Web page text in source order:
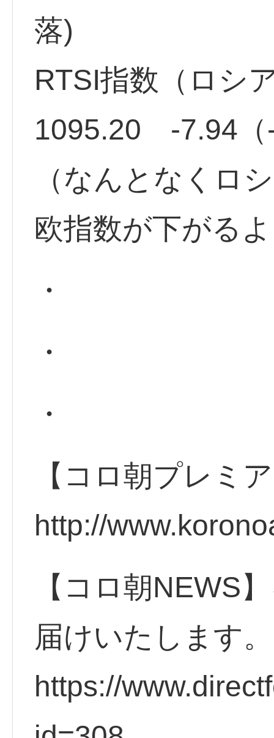
落)
RTSI指数（ロシ
1095.20 -7.94（
（なんとなくロ
欧指数が下がる
・
・
・
【コロ朝プレミ
http://
【コロ朝NEWS
届けいたします。
https://